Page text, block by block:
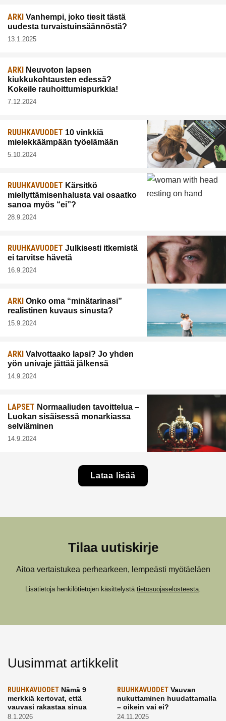
ARKI Vanhempi, joko tiesit tästä
uudesta turvaistuinsäännöstä?
13.1.2025
ARKI Neuvoton lapsen
kiukkukohtausten edessä?
Kokeile rauhoittumispurkkia!
7.12.2024
RUUHKAVUODET 10 vinkkiä
mielekkäämpään työelämään
5.10.2024
RUUHKAVUODET Kärsitkö
miellyttämisenhalusta vai osaatko
sanoa myös “ei”?
28.9.2024
RUUHKAVUODET Julkisesti itkemistä
ei tarvitse hävetä
16.9.2024
ARKI Onko oma “minätarinasi”
realistinen kuvaus sinusta?
15.9.2024
ARKI Valvottaako lapsi? Jo yhden
yön univaje jättää jälkensä
14.9.2024
LAPSET Normaaliuden tavoittelua –
Luokan sisäisessä monarkiassa
selviäminen
14.9.2024
Lataa lisää
Tilaa uutiskirje
Aitoa vertaistukea perhearkeen, lempeästi myötäeläen
Lisätietoja henkilötietojen käsittelystä tietosuojaselosteesta
Uusimmat artikkelit
RUUHKAVUODET Nämä 9
merkkiä kertovat, että
vauvasi rakastaa sinua
8.1.2026
RUUHKAVUODETVauvan
nukuttaminen huudattamalla
– oikein vai ei?
24.11.2025